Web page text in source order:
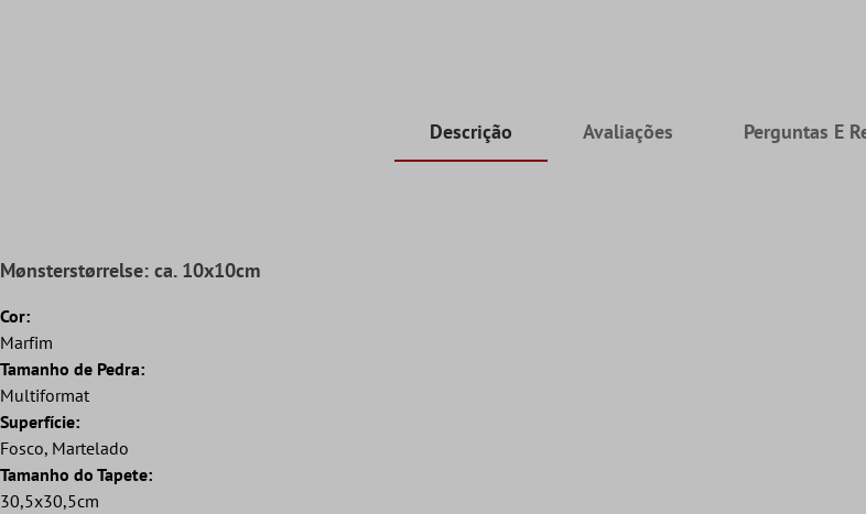
Descrição Avaliações Perguntas E
Mønsterstørrelse: ca. 10x10cm
Cor:
Marfim
Tamanho de Pedra:
Multiformat
Superfície:
Fosco, Martelado
Tamanho do Tapete:
30,5x30,5cm